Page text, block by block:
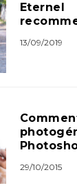
Eternel
13/09/2019
29/10/2015